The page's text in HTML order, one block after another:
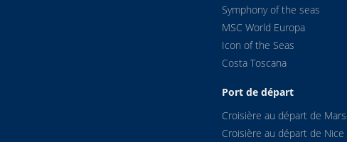
Symphony of the seas
MSC World Europa
Icon of the Seas
Costa Toscana
Port de départ
Croisière au départ de
Croisière au départ de Nice